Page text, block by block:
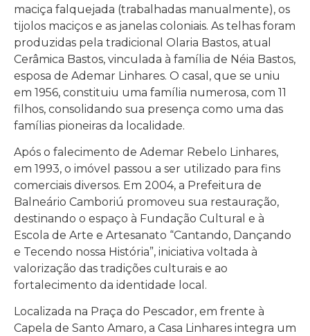
maciça falquejada (trabalhadas manualmente), os
tijolos maciços e as janelas coloniais. As telhas foram
produzidas pela tradicional Olaria Bastos, atual
Cerâmica Bastos, vinculada à família de Néia Bastos,
esposa de Ademar Linhares. O casal, que se uniu
em 1956, constituiu uma família numerosa, com 11
filhos, consolidando sua presença como uma das
famílias pioneiras da localidade.
Após o falecimento de Ademar Rebelo Linhares,
em 1993, o imóvel passou a ser utilizado para fins
comerciais diversos. Em 2004, a Prefeitura de
Balneário Camboriú promoveu sua restauração,
destinando o espaço à Fundação Cultural e à
Escola de Arte e Artesanato “Cantando, Dançando
e Tecendo nossa História”, iniciativa voltada à
valorização das tradições culturais e ao
fortalecimento da identidade local.
Localizada na Praça do Pescador, em frente à
Capela de Santo Amaro, a Casa Linhares integra um